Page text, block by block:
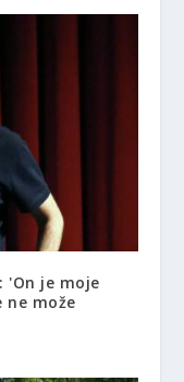
'On je moje
ne može